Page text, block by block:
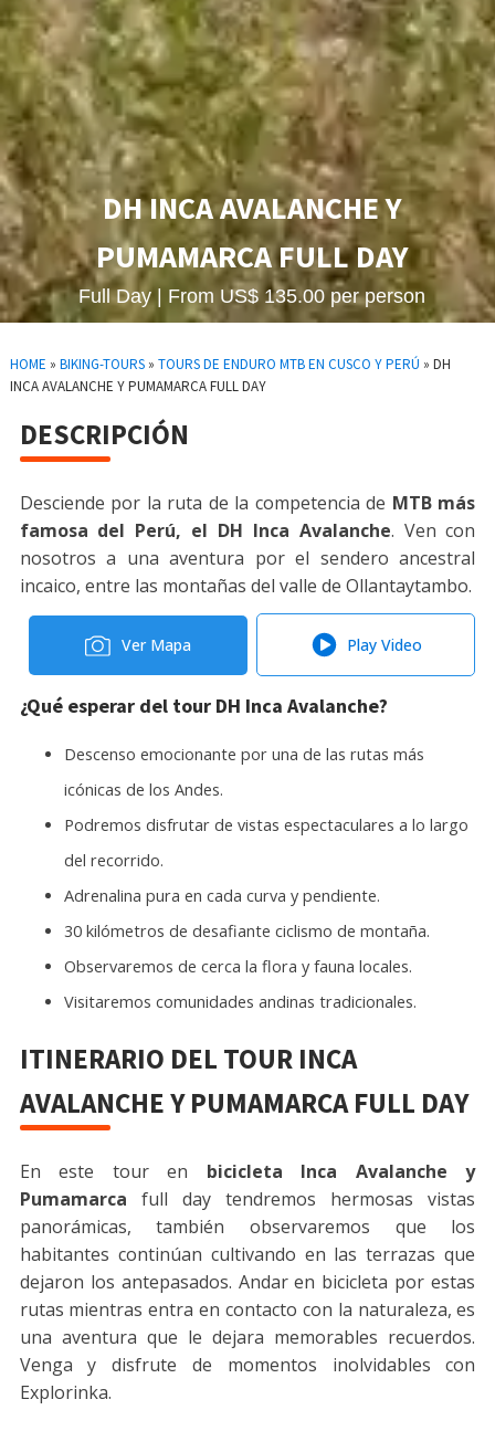
DH INCA AVALANCHE Y
PUMAMARCA FULL DAY
Full Day | From US$ 135.00 per person
HOME » BIKING-TOURS» TOURS DE ENDURO MTB EN CUSCO Y PERÚ » DH
INCA AVALANCHE Y PUMAMARCA FULL DAY
DESCRIPCIÓN
Desciende por la ruta de la competencia de MTB más
famosa del Perú, el DH Inca Avalanche. Ven con
nosotros a una aventura por el sendero ancestral
incaico, entre las montañas del valle de Ollantaytambo.
Ver Mapa Play Video
¿Qué esperar del tour DH Inca Avalanche?
Descenso emocionante por una de las rutas más
icónicas de los Andes.
Podremos disfrutar de vistas espectaculares a lo largo
del recorrido.
Adrenalina pura en cada curva y pendiente.
30 kilómetros de desafiante ciclismo de montaña.
Observaremos de cerca la flora y fauna locales.
Visitaremos comunidades andinas tradicionales.
ITINERARIO DEL TOUR INCA
AVALANCHE Y PUMAMARCA FULL DAY
En este tour en bicicleta Inca Avalanche y
Pumamarca full day tendremos hermosas vistas
panorámicas, también observaremos que los
habitantes continúan cultivando en las terrazas que
dejaron los antepasados. Andar en bicicleta por estas
rutas mientras entra en contacto con la naturaleza, es
una aventura que le dejara memorables recuerdos.
Venga y disfrute de momentos inolvidables con
Explorinka.